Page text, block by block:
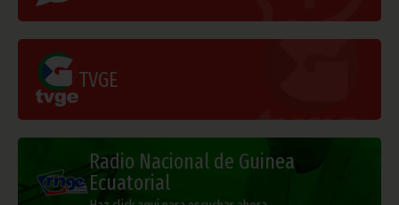
TVGE
Radio Nacional de Guinea
Ecuatorial